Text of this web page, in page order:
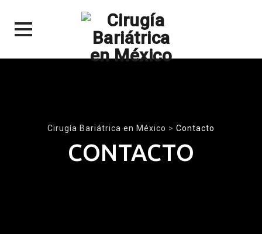
Cirugía Bariátrica en México > Contacto
CONTACTO